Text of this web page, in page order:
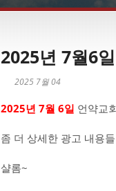
2025년 7월6
2025 7월 04
2025년 7월 6일 언약교
좀 더 상세한 광고 내용
샬롬~